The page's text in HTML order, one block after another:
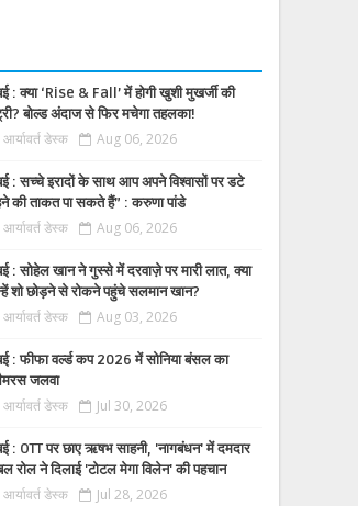
: क्या ‘Rise & Fall’ में होगी खुशी मुखर्जी की
बोल्ड अंदाज से फिर मचेगा तहलका!
आर्यावर्त डेस्क Aug 06, 2026
: सच्चे इरादों के साथ आप अपने विश्वासों पर डटे
की ताकत पा सकते हैं” : करुणा पांडे
आर्यावर्त डेस्क Aug 06, 2026
: सोहेल खान ने गुस्से में दरवाज़े पर मारी लात, क्या
शो छोड़ने से रोकने पहुंचे सलमान खान?
आर्यावर्त डेस्क Aug 03, 2026
: फीफा वर्ल्ड कप 2026 में सोनिया बंसल का
जलवा
आर्यावर्त डेस्क Jul 30, 2026
: OTT पर छाए ऋषभ साहनी, 'नागबंधन' में दमदार
रोल ने दिलाई 'टोटल मेगा विलेन' की पहचान
आर्यावर्त डेस्क Jul 28, 2026